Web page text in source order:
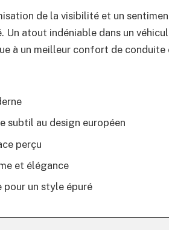
de la visibilité et un
Un atout indéniable dans un
à un meilleur confort de conduite
subtil au design européen
perçu
et élégance
pour un style épuré